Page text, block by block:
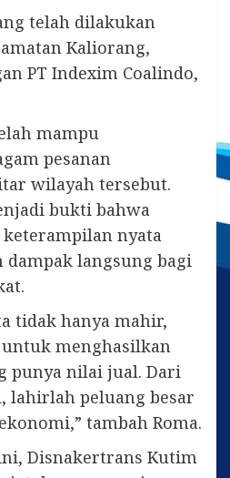
telah dilakukan
Kaliorang,
PT Indexim Coalindo,
mampu
pesanan
wilayah tersebut.
bukti bahwa
nyata
dampak langsung bagi
tidak hanya mahir,
menghasilkan
punya nilai jual. Dari
lahirlah peluang besar
tambah Roma.
Disnakertrans Kutim